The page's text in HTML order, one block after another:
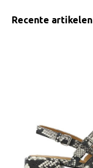
Recente artikelen